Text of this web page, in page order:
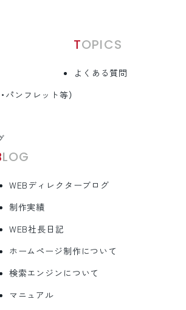
パンフレット等）
TOPICS
よくある質問
BLOG
WEBディレクターブログ
制作実績
WEB社長日記
ホームページ制作について
検索エンジンについて
マニュアル